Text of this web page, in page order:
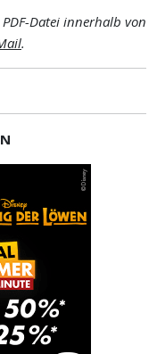
Datei innerhalb von
.